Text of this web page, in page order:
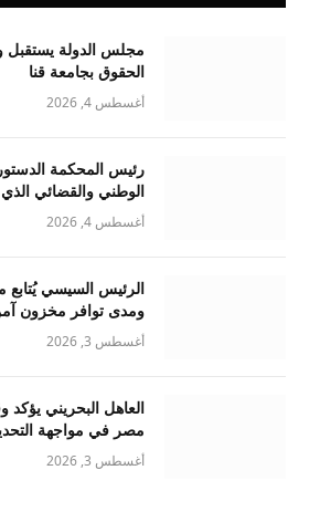
مجلس الدولة يستقبل
الحقوق بجامعة قنا
أغسطس 4, 2026
رئيس المحكمة
الوطني والقضائي الذي
أغسطس 4, 2026
الرئيس السيسي يُتابع
ومدى توافر مخزون
أغسطس 3, 2026
العاهل البحريني
مصر في مواجهة
أغسطس 3, 2026